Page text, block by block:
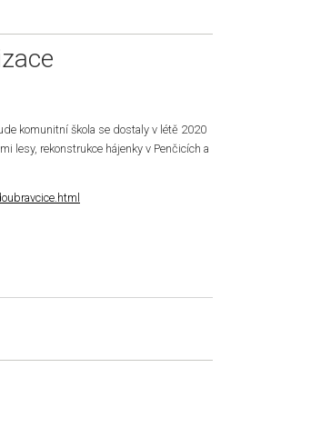
komunitní škola se dostaly v létě 2020
lesy, rekonstrukce hájenky v Penčicích a